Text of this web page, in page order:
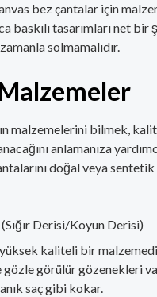
bez çantalar için
baskılı tasarımları net bir
solmamalıdır.
malzemelerini bilmek,
anlamanıza
doğal veya
Derisi/Koyun Derisi)
kaliteli bir
görülür gözenekleri
saç gibi kokar.